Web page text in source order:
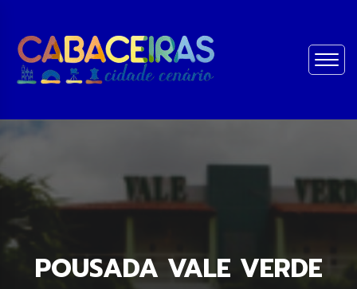
POUSADA VALE VERDE